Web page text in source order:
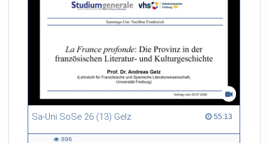
Sa-Uni SoSe 26 (13) Gelz 55:13
55:13 duration
896